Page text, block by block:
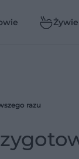
razu